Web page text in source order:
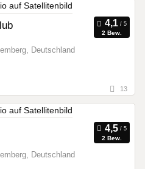
2 Bew.
Deutschland
13
2 Bew.
Deutschland